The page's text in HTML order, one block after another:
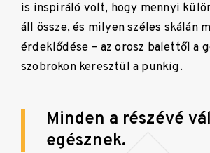
is inspiráló volt, hogy mennyi
áll össze, és milyen széles skálán
érdeklődése – az orosz balettől a
szobrokon keresztül a punkig.
Minden a részévé
egésznek.